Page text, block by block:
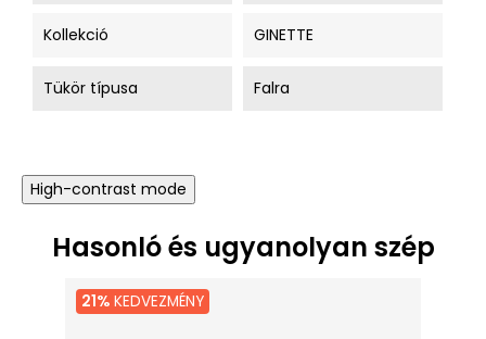
Kollekció GINETTE
Tükör típusa Falra
High-contrast mode
Hasonló és ugyanolyan szép
21% KEDVEZMÉNY